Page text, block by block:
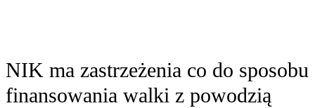
NIK ma zastrzeżenia co do sposobu
finansowania walki z powodzią